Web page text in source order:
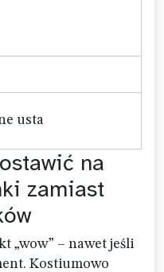
usta
na
zamiast
„wow” – nawet jeśli
Kostiumowo